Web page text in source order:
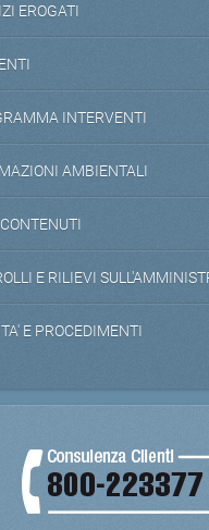
EROGATI
INTERVENTI
AMBIENTALI
E RILIEVI
E PROCEDIMENTI